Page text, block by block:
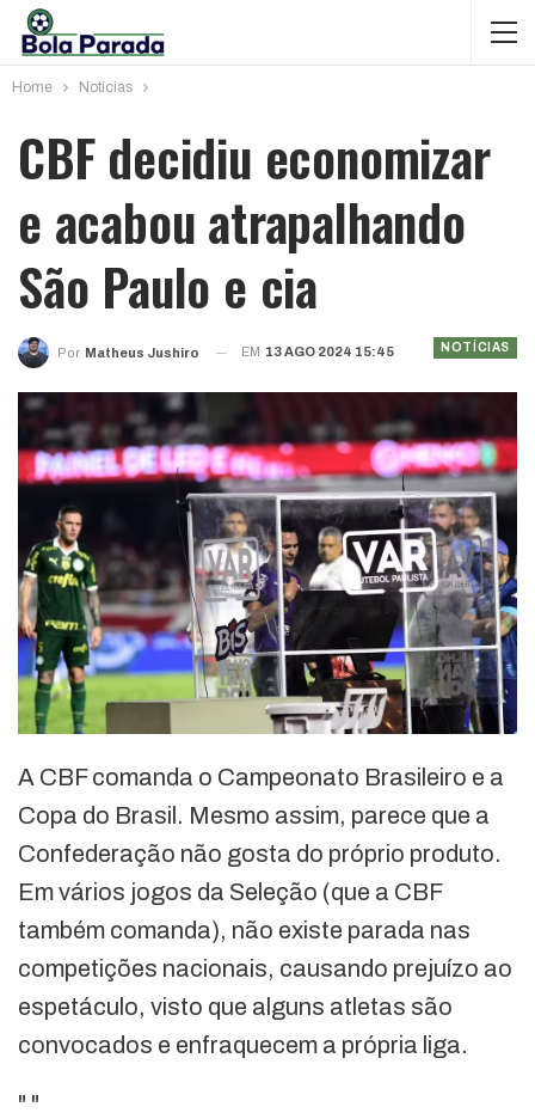
Home Notícias
CBF decidiu economizar
e acabou atrapalhando
São Paulo e cia
NOTÍCIAS
Por Matheus Jushiro EM 13 AGO 2024 15:45
A CBF comanda o Campeonato Brasileiro e a
Copa do Brasil. Mesmo assim, parece que a
Confederação não gosta do próprio produto.
Em vários jogos da Seleção (que a CBF
também comanda), não existe parada nas
competições nacionais, causando prejuízo ao
espetáculo, visto que alguns atletas são
convocados e enfraquecem a própria liga.
" "